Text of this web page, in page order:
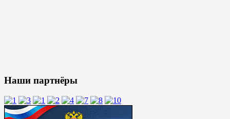
Наши партнёры